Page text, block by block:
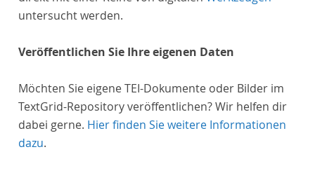
untersucht werden.
Veröffentlichen Sie Ihre eigenen Daten
Möchten Sie eigene TEI-Dokumente oder Bilder im
TextGrid-Repository veröffentlichen? Wir helfen dir
dabei gerne. Hier finden Sie weitere Informationen
dazu.